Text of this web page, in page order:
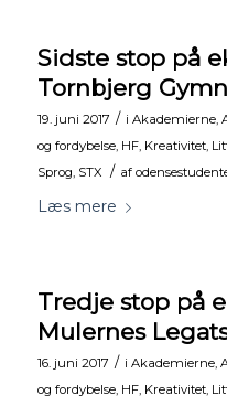
Sidste stop på
Tornbjerg
19. juni 2017 / i Akademierne,
og fordybelse, HF, Kreativitet,
Sprog, STX / af
Læs mere
Tredje stop på
Mulernes
16. juni 2017 / i Akademierne,
og fordybelse, HF, Kreativitet,